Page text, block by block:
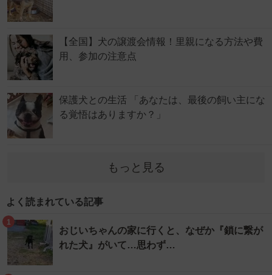
【全国】犬の譲渡会情報！里親になる方法や費
用、参加の注意点
保護犬との生活 「あなたは、最後の飼い主にな
る覚悟はありますか？」
もっと見る
よく読まれている記事
1
おじいちゃんの家に行くと、なぜか『鎖に繋が
れた犬』がいて…思わず…